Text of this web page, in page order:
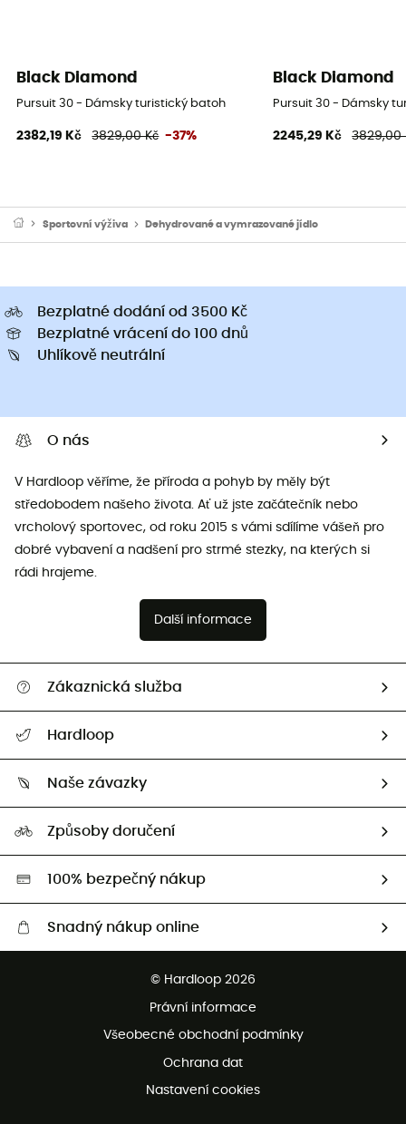
Black Diamond
Pursuit 30 - Dámsky turistický batoh
2382,19 Kč 3829,00 Kč -37%
Black Diamond
Pursuit 30 - Dámsky
2245,29 Kč 3829,00
Sportovní výživa Dehydrované a vymrazované jídlo
Bezplatné dodání od 3500 Kč
Bezplatné vrácení do 100 dnů
Uhlíkově neutrální
O nás
V Hardloop věříme, že příroda a pohyb by měly být
středobodem našeho života. Ať už jste začátečník nebo
vrcholový sportovec, od roku 2015 s vámi sdílíme vášeň pro
dobré vybavení a nadšení pro strmé stezky, na kterých si
rádi hrajeme.
Další informace
Zákaznická služba
Vrácení zboží a peněz
Hardloop
Naši Ambasadoři
Naše závazky
HardGreen
Způsoby doručení
100% bezpečný nákup
Snadný nákup online
Bezplatná zákaznická služba
© Hardloop 2026
Právní informace
Všeobecné obchodní podmínky
Ochrana dat
Nastavení cookies